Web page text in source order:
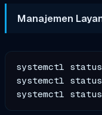
Manajemen
systemctl
systemctl